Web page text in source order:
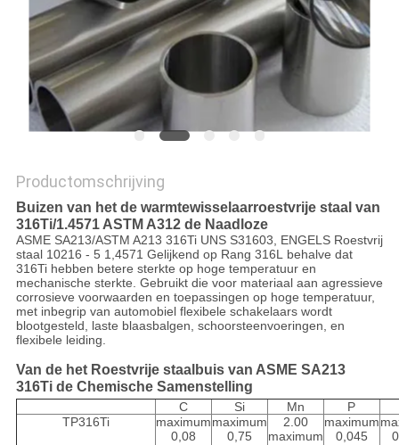
Productomschrijving
Buizen van het de warmtewisselaarroestvrije staal van
316Ti/1.4571 ASTM A312 de Naadloze
ASME SA213/ASTM A213 316Ti UNS S31603, ENGELS Roestvrij
staal 10216 - 5 1,4571 Gelijkend op Rang 316L behalve dat
316Ti hebben betere sterkte op hoge temperatuur en
mechanische sterkte. Gebruikt die voor materiaal aan agressieve
corrosieve voorwaarden en toepassingen op hoge temperatuur,
met inbegrip van automobiel flexibele schakelaars wordt
blootgesteld, laste blaasbalgen, schoorsteenvoeringen, en
flexibele leiding.
Van de het Roestvrije staalbuis van ASME SA213
316Ti de Chemische Samenstelling
C Si Mn
P
TP316Ti
maximum
0,08
maximum
0,75
2.00
maximum
maximum
0,045